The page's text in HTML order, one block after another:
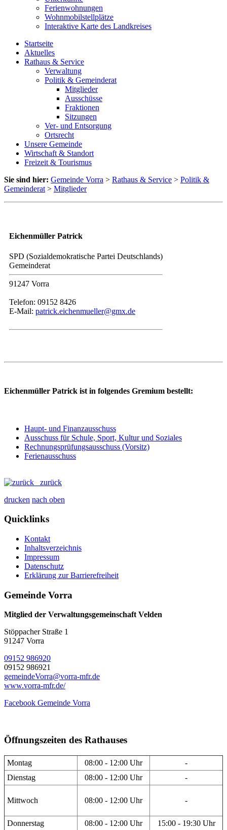
Ferienwohnungen
Wohnmobilstellplätze
Interaktive Karte des Landkreises
Startseite
Aktuelles
Rathaus & Service
Verwaltung
Politik & Gemeinderat
Mitglieder
Ausschüsse
Fraktionen
Sitzungen
Ver- und Entsorgung
Ortsrecht
Unsere Gemeinde
Wirtschaft & Standort
Freizeit & Tourismus
Sie sind hier: Gemeinde Vorra > Rathaus & Service > Politik &
Gemeinderat > Mitglieder
Eichenmüller Patrick
SPD (Sozialdemokratische Partei Deutschlands)
Gemeinderat
91247 Vorra
Telefon: 09152 8426
E-Mail: patrick.eichenmueller@gmx.de
Eichenmüller Patrick ist in folgendes Gremium bestellt:
Haupt- und Finanzausschuss
Ausschuss für Schule, Sport, Kultur und Soziales
Rechnungsprüfungsausschuss (Vorsitz)
Ferienausschuss
zurück
drucken nach oben
Quicklinks
Kontakt
Inhaltsverzeichnis
Impressum
Datenschutz
Erklärung zur Barrierefreiheit
Gemeinde Vorra
Mitglied der Verwaltungsgemeinschaft Velden
Stöppacher Straße 1
91247 Vorra
09152 986920
09152 986921
gemeindeVorra@vorra-mfr.de
www.vorra-mfr.de/
Facebook Gemeinde Vorra
Öffnungszeiten des Rathauses
Montag 08:00 - 12:00 Uhr
-
Dienstag
08:00 - 12:00 Uhr -
Mittwoch 08:00 - 12:00 Uhr -
Donnerstag 08:00 - 12:00 Uhr 15:00 - 19:30 Uhr